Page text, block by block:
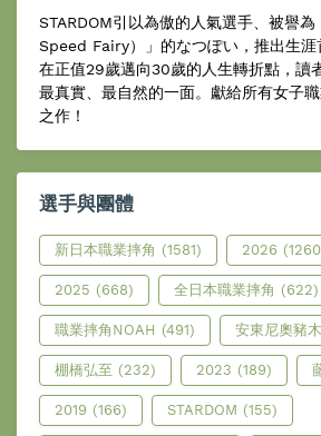
STARDOM引以為傲的人氣選手、被譽
Speed Fairy）」的なつぽい，推出生涯
在正值29歲邁向30歲的人生轉折點，讀
最真實、最自然的一面。獻給所有女子
之作！
選手與團體
新日本職業摔角 (1581) 2026
2025 (668) 全日本職業摔角 (622)
職業摔角NOAH (491) 安東尼奧豬木
棚橋弘至 (232) 2023 (189)
2019 (166) STARDOM (155)